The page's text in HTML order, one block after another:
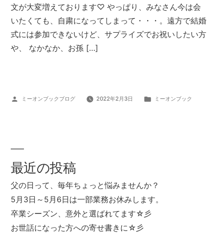
文が大変増えております♡ やっぱり、みなさん今は会
いたくても、自粛になってしまって・・・。遠方で結婚
式には参加できないけど、サプライズでお祝いしたい方
や、 なかなか、お孫 […]
投ミーオンブックブログ 2022年2月3日
カミーオンブック
最近の投稿
父の日って、毎年ちょっと悩みませんか？
5月3日～5月6日は一部業務お休みします。
卒業シーズン、意外と選ばれてます☆彡
お世話になった方への寄せ書きに☆彡